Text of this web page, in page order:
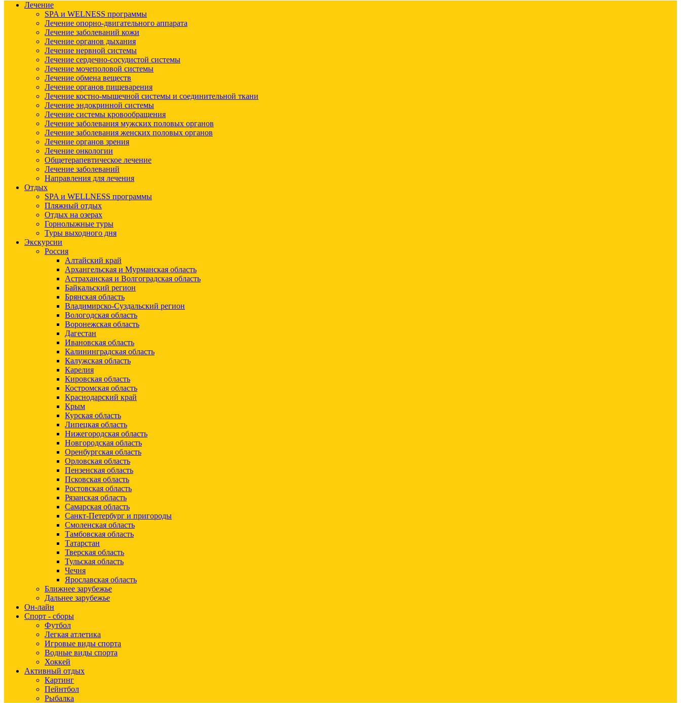
Лечение
SPA и WELNESS программы
Лечение опорно-двигательного аппарата
Лечение заболеваний кожи
Лечение органов дыхания
Лечение нервной системы
Лечение сердечно-сосудистой системы
Лечение мочеполовой системы
Лечение обмена веществ
Лечение органов пищеварения
Лечение костно-мышечной системы и соединительной ткани
Лечение эндокринной системы
Лечение системы кровообращения
Лечение заболевания мужских половых органов
Лечение заболевания женских половых органов
Лечение органов зрения
Лечение онкологии
Общетерапевтическое лечение
Лечение заболеваний
Направления для лечения
Отдых
SPA и WELLNESS программы
Пляжный отдых
Отдых на озерах
Горнолыжные туры
Туры выходного дня
Экскурсии
Россия
Алтайский край
Архангельская и Мурманская область
Астраханская и Волгоградская область
Байкальский регион
Брянская область
Владимирско-Суздальский регион
Вологодская область
Воронежская область
Дагестан
Ивановская область
Калининградская область
Калужская область
Карелия
Кировская область
Костромская область
Краснодарский край
Крым
Курская область
Липецкая область
Нижегородская область
Новгородская область
Оренбургская область
Орловская область
Пензенская область
Псковская область
Ростовская область
Рязанская область
Самарская область
Санкт-Петербург и пригороды
Смоленская область
Тамбовская область
Татарстан
Тверская область
Тульская область
Чечня
Ярославская область
Ближнее зарубежье
Дальнее зарубежье
Он-лайн
Спорт - сборы
Футбол
Легкая атлетика
Игровые виды спорта
Водные виды спорта
Хоккей
Активный отдых
Картинг
Пейнтбол
Рыбалка